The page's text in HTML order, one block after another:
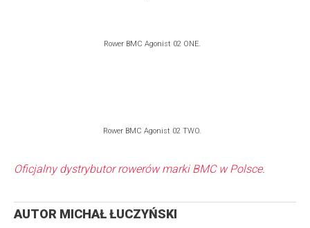
Rower BMC Agonist 02 ONE.
Rower BMC Agonist 02 TWO.
Oficjalny dystrybutor rowerów marki BMC w Polsce.
AUTOR MICHAŁ ŁUCZYŃSKI